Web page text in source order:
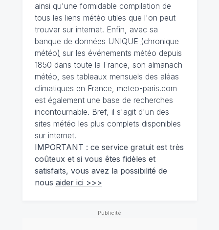
ainsi qu'une formidable compilation de
tous les liens météo utiles que l'on peut
trouver sur internet. Enfin, avec sa
banque de données UNIQUE (chronique
météo) sur les événements météo depuis
1850 dans toute la France, son almanach
météo, ses tableaux mensuels des aléas
climatiques en France, meteo-paris.com
est également une base de recherches
incontournable. Bref, il s'agit d'un des
sites météo les plus complets disponibles
sur internet.
IMPORTANT : ce service gratuit est très
coûteux et si vous êtes fidèles et
satisfaits, vous avez la possibilité de
nous aider ici >>>